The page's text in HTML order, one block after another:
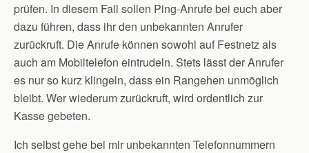
prüfen. In diesem Fall sollen Ping-Anrufe bei euch aber
dazu führen, dass ihr den unbekannten Anrufer
zurückruft. Die Anrufe können sowohl auf Festnetz als
auch am Mobiltelefon eintrudeln. Stets lässt der Anrufer
es nur so kurz klingeln, dass ein Rangehen unmöglich
bleibt. Wer wiederum zurückruft, wird ordentlich zur
Kasse gebeten.
Ich selbst gehe bei mir unbekannten Telefonnummern